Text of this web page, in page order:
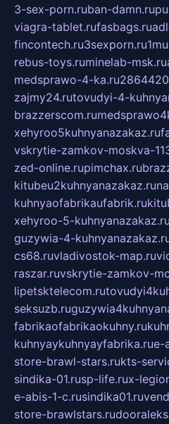
3-sex-porn.ruban-damn.ru
viagra-tablet.rufasbags.ru
fincontech.ru3sexporn.ru
rebus-toys.ruminelab-msk.ru
medsprawo-4-ka.ru
zajmy24.rutovudyi-4-
brazzerscom.ru
xehyroo5kuhnyanazakaz.ru
vskrytie-zamkov-moskva-
zed-online.rupimchax.ru
kitubeu2kuhnyanazakaz.ru
kuhnyaofabrikaufabrik.ru
xehyroo-5-kuhnyanazakaz.ru
guzywia-4-
cs68.ruvladivostok-map.ru
raszar.ruvskrytie-zamkov-
lipetsktelecom.ru
seksuzb.ru
fabrikaofabrikaokuhny.ru
kuhnyaykuhnyayfabrika.rue-
store-brawl-stars.rukts-
sindika-01.rusp-life.rux-
e-abis-1-c.rusindika01.ru
store-brawlstars.ru